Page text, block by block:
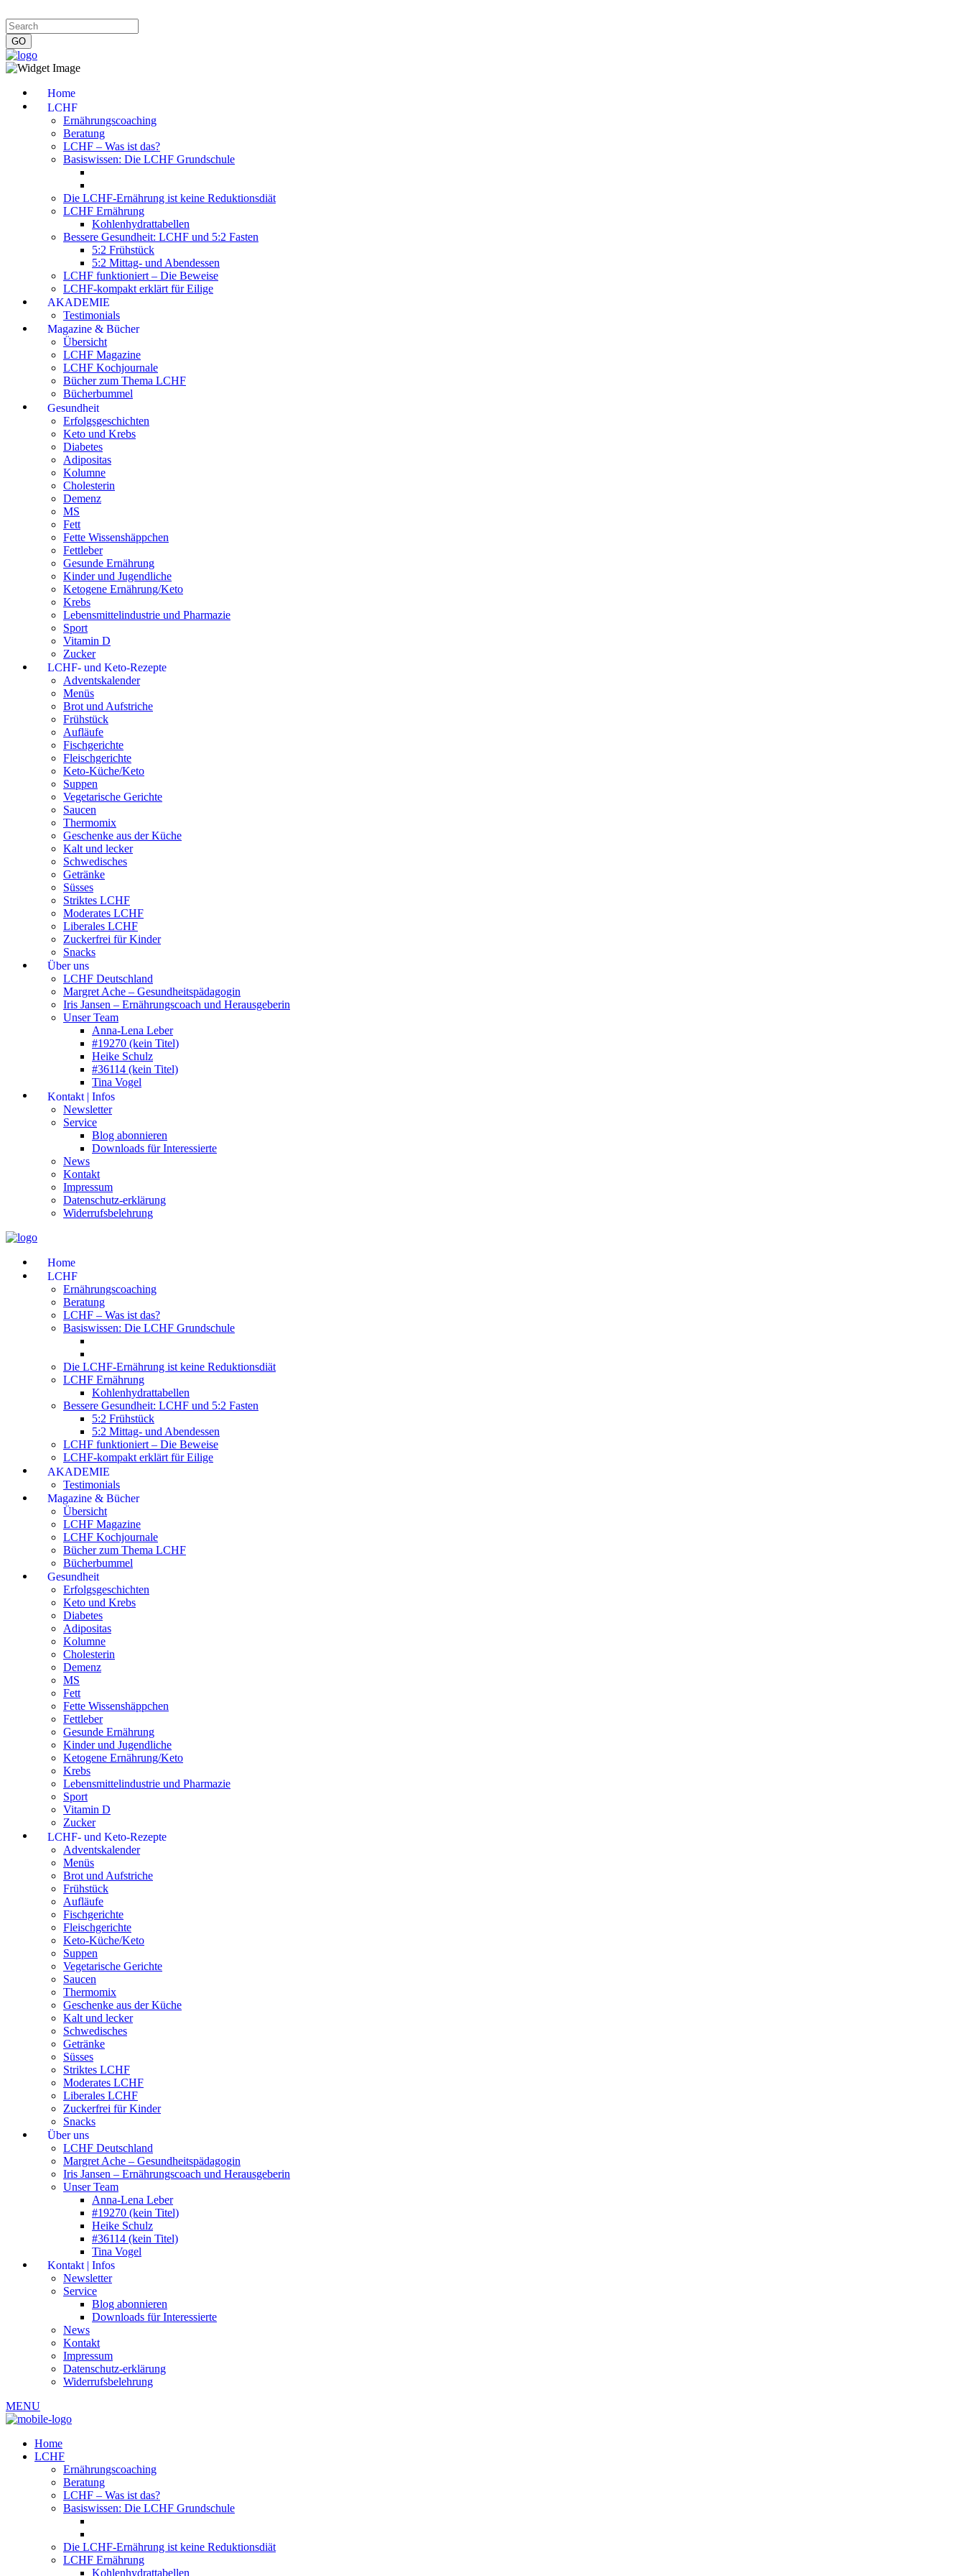
Home
LCHF
Ernährungscoaching
Beratung
LCHF – Was ist das?
Basiswissen: Die LCHF Grundschule
Die LCHF-Ernährung ist keine Reduktionsdiät
LCHF Ernährung
Kohlenhydrattabellen
Bessere Gesundheit: LCHF und 5:2 Fasten
5:2 Frühstück
5:2 Mittag- und Abendessen
LCHF funktioniert – Die Beweise
LCHF-kompakt erklärt für Eilige
AKADEMIE
Testimonials
Magazine & Bücher
Übersicht
LCHF Magazine
LCHF Kochjournale
Bücher zum Thema LCHF
Bücherbummel
Gesundheit
Erfolgsgeschichten
Keto und Krebs
Diabetes
Adipositas
Kolumne
Cholesterin
Demenz
MS
Fett
Fette Wissenshäppchen
Fettleber
Gesunde Ernährung
Kinder und Jugendliche
Ketogene Ernährung/Keto
Krebs
Lebensmittelindustrie und Pharmazie
Sport
Vitamin D
Zucker
LCHF- und Keto-Rezepte
Adventskalender
Menüs
Brot und Aufstriche
Frühstück
Aufläufe
Fischgerichte
Fleischgerichte
Keto-Küche/Keto
Suppen
Vegetarische Gerichte
Saucen
Thermomix
Geschenke aus der Küche
Kalt und lecker
Schwedisches
Getränke
Süsses
Striktes LCHF
Moderates LCHF
Liberales LCHF
Zuckerfrei für Kinder
Snacks
Über uns
LCHF Deutschland
Margret Ache – Gesundheitspädagogin
Iris Jansen – Ernährungscoach und Herausgeberin
Unser Team
Anna-Lena Leber
#19270 (kein Titel)
Heike Schulz
#36114 (kein Titel)
Tina Vogel
Kontakt | Infos
Newsletter
Service
Blog abonnieren
Downloads für Interessierte
News
Kontakt
Impressum
Datenschutz-erklärung
Widerrufsbelehrung
Home
LCHF
Ernährungscoaching
Beratung
LCHF – Was ist das?
Basiswissen: Die LCHF Grundschule
Die LCHF-Ernährung ist keine Reduktionsdiät
LCHF Ernährung
Kohlenhydrattabellen
Bessere Gesundheit: LCHF und 5:2 Fasten
5:2 Frühstück
5:2 Mittag- und Abendessen
LCHF funktioniert – Die Beweise
LCHF-kompakt erklärt für Eilige
AKADEMIE
Testimonials
Magazine & Bücher
Übersicht
LCHF Magazine
LCHF Kochjournale
Bücher zum Thema LCHF
Bücherbummel
Gesundheit
Erfolgsgeschichten
Keto und Krebs
Diabetes
Adipositas
Kolumne
Cholesterin
Demenz
MS
Fett
Fette Wissenshäppchen
Fettleber
Gesunde Ernährung
Kinder und Jugendliche
Ketogene Ernährung/Keto
Krebs
Lebensmittelindustrie und Pharmazie
Sport
Vitamin D
Zucker
LCHF- und Keto-Rezepte
Adventskalender
Menüs
Brot und Aufstriche
Frühstück
Aufläufe
Fischgerichte
Fleischgerichte
Keto-Küche/Keto
Suppen
Vegetarische Gerichte
Saucen
Thermomix
Geschenke aus der Küche
Kalt und lecker
Schwedisches
Getränke
Süsses
Striktes LCHF
Moderates LCHF
Liberales LCHF
Zuckerfrei für Kinder
Snacks
Über uns
LCHF Deutschland
Margret Ache – Gesundheitspädagogin
Iris Jansen – Ernährungscoach und Herausgeberin
Unser Team
Anna-Lena Leber
#19270 (kein Titel)
Heike Schulz
#36114 (kein Titel)
Tina Vogel
Kontakt | Infos
Newsletter
Service
Blog abonnieren
Downloads für Interessierte
News
Kontakt
Impressum
Datenschutz-erklärung
Widerrufsbelehrung
MENU
Home
LCHF
Ernährungscoaching
Beratung
LCHF – Was ist das?
Basiswissen: Die LCHF Grundschule
Die LCHF-Ernährung ist keine Reduktionsdiät
LCHF Ernährung
Kohlenhydrattabellen